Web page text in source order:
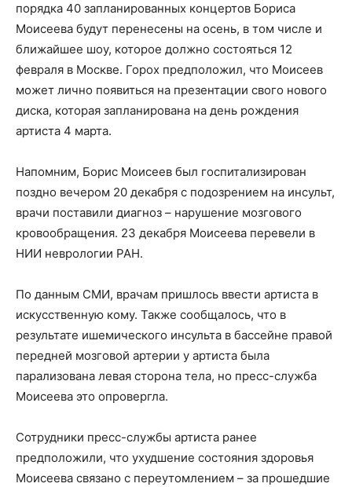
порядка 40 запланированных концертов Бориса
Моисеева будут перенесены на осень, в том числе и
ближайшее шоу, которое должно состояться 12
февраля в Москве. Горох предположил, что Моисеев
может лично появиться на презентации свого нового
диска, которая запланирована на день рождения
артиста 4 марта.
Напомним, Борис Моисеев был госпитализирован
поздно вечером 20 декабря с подозрением на инсульт,
врачи поставили диагноз – нарушение мозгового
кровообращения. 23 декабря Моисеева перевели в
НИИ неврологии РАН.
По данным СМИ, врачам пришлось ввести артиста в
искусственную кому. Также сообщалось, что в
результате ишемического инсульта в бассейне правой
передней мозговой артерии у артиста была
парализована левая сторона тела, но пресс-служба
Моисеева это опровергла.
Сотрудники пресс-службы артиста ранее
предположили, что ухудшение состояния здоровья
Моисеева связано с переутомлением – за прошедшие